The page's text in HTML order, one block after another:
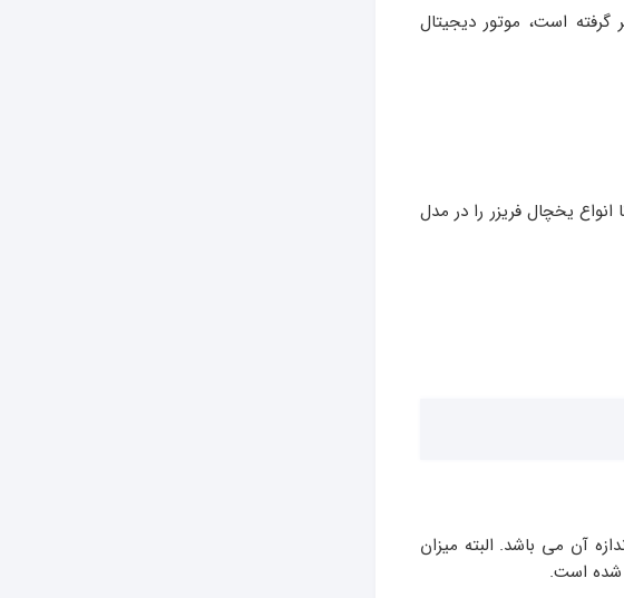
است، موتور دیجیتال
یخچال فریزر را در مدل
آن می باشد. البته میزان
شده است.